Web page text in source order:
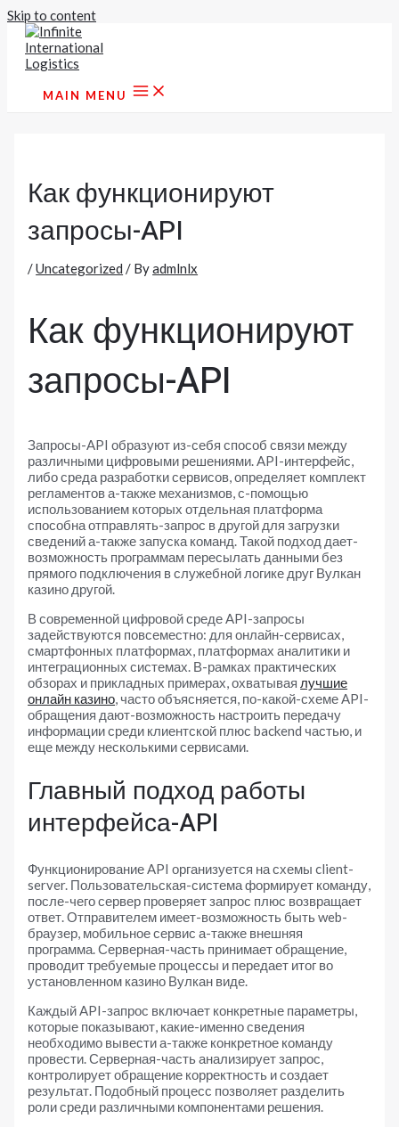
Skip to content
MAIN MENU
Как функционируют
запросы-API
/Uncategorized / Byadmlnlx
Как функционируют
запросы-API
Запросы-API образуют из-себя способ связи между
различными цифровыми решениями. API-интерфейс,
либо среда разработки сервисов, определяет комплект
регламентов а-также механизмов, с-помощью
использованием которых отдельная платформа
способна отправлять-запрос в другой для загрузки
сведений а-также запуска команд. Такой подход дает-
возможность программам пересылать данными без
прямого подключения в служебной логике друг Вулкан
казино другой.
В современной цифровой среде API-запросы
задействуются повсеместно: для онлайн-сервисах,
смартфонных платформах, платформах аналитики и
интеграционных системах. В-рамках практических
обзорах и прикладных примерах, охватывая лучшие
онлайн казино, часто объясняется, по-какой-схеме API-
обращения дают-возможность настроить передачу
информации среди клиентской плюс backend частью, и
еще между несколькими сервисами.
Главный подход работы
интерфейса-API
Функционирование API организуется на схемы client-
server. Пользовательская-система формирует команду,
после-чего сервер проверяет запрос плюс возвращает
ответ. Отправителем имеет-возможность быть web-
браузер, мобильное сервис а-также внешняя
программа. Серверная-часть принимает обращение,
проводит требуемые процессы и передает итог во
установленном казино Вулкан виде.
Каждый API-запрос включает конкретные параметры,
которые показывают, какие-именно сведения
необходимо вывести а-также конкретное команду
провести. Серверная-часть анализирует запрос,
контролирует обращение корректность и создает
результат. Подобный процесс позволяет разделить
роли среди различными компонентами решения.